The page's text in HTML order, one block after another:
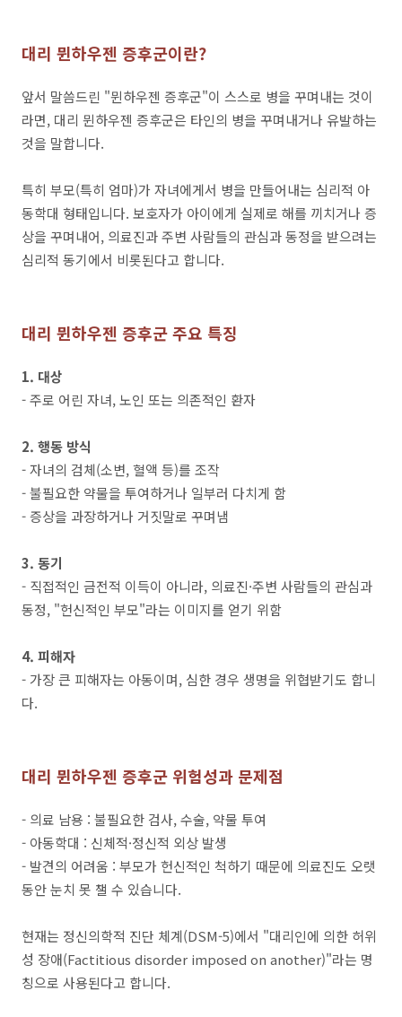
대리 뮌하우젠 증후군이란?
앞서 말씀드린 "뮌하우젠 증후군"이 스스로 병을 꾸며내는 것이
라면, 대리 뮌하우젠 증후군은 타인의 병을 꾸며내거나 유발하는
것을 말합니다.
특히 부모(특히 엄마)가 자녀에게서 병을 만들어내는 심리적 아
동학대 형태입니다. 보호자가 아이에게 실제로 해를 끼치거나 증
상을 꾸며내어, 의료진과 주변 사람들의 관심과 동정을 받으려는
심리적 동기에서 비롯된다고 합니다.
대리 뮌하우젠 증후군 주요 특징
1. 대상
- 주로 어린 자녀, 노인 또는 의존적인 환자
2. 행동 방식
- 자녀의 검체(소변, 혈액 등)를 조작
- 불필요한 약물을 투여하거나 일부러 다치게 함
- 증상을 과장하거나 거짓말로 꾸며냄
3. 동기
- 직접적인 금전적 이득이 아니라, 의료진·주변 사람들의 관심과
동정, "헌신적인 부모"라는 이미지를 얻기 위함
4. 피해자
- 가장 큰 피해자는 아동이며, 심한 경우 생명을 위협받기도 합니
다.
대리 뮌하우젠 증후군 위험성과 문제점
- 의료 남용 : 불필요한 검사, 수술, 약물 투여
- 아동학대 : 신체적·정신적 외상 발생
- 발견의 어려움 : 부모가 헌신적인 척하기 때문에 의료진도 오랫
동안 눈치 못 챌 수 있습니다.
현재는 정신의학적 진단 체계(DSM-5)에서 "대리인에 의한 허위
성 장애(Factitious disorder imposed on another)"라는 명
칭으로 사용된다고 합니다.